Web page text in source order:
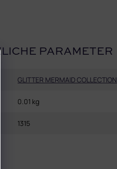
PARAMETER
GLITTER MERMAID COLLECTION
0.01 kg
1315